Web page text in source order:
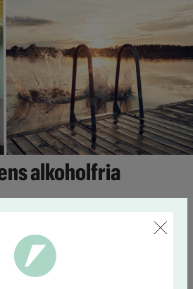
alkoholfria
av sin nyktra livsstil. Här är hennes
till semestern.